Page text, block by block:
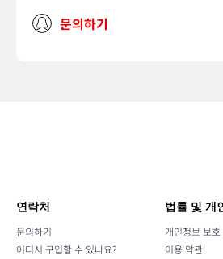
문의하기
연락처
문의하기
어디서 구입할 수 있나요?
법률 및 개
개인정보 보호
이용 약관